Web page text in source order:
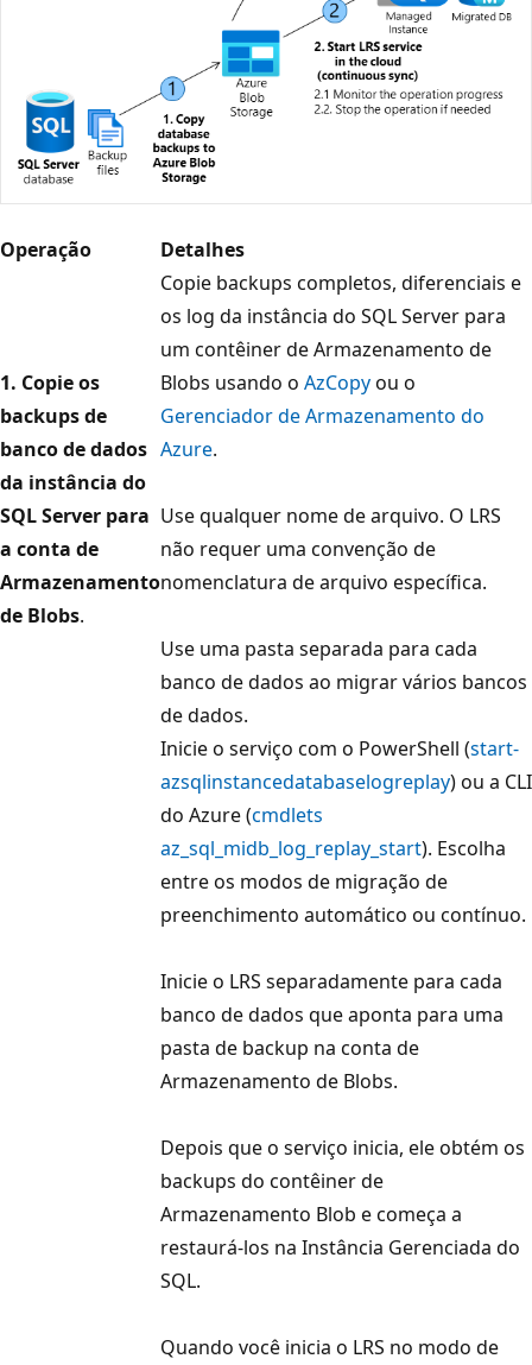
Operação Detalhes
1. Copie os
backups de
banco de dados
da instância do
SQL Server para
a conta de
Armazenamento
de Blobs.
Copie backups completos, diferenciais e
os log da instância do SQL Server para
um contêiner de Armazenamento de
Blobs usando o AzCopyou o
Gerenciador de Armazenamento do
Azure.
Use qualquer nome de arquivo. O LRS
não requer uma convenção de
nomenclatura de arquivo específica.
Use uma pasta separada para cada
banco de dados ao migrar vários bancos
de dados.
Inicie o serviço com o PowerShell (start-
azsqlinstancedatabaselogreplay) ou a CLI
do Azure (cmdlets
az_sql_midb_log_replay_start). Escolha
entre os modos de migração de
preenchimento automático ou contínuo.
Inicie o LRS separadamente para cada
banco de dados que aponta para uma
pasta de backup na conta de
Armazenamento de Blobs.
Depois que o serviço inicia, ele obtém os
backups do contêiner de
Armazenamento Blob e começa a
restaurá-los na Instância Gerenciada do
SQL.
Quando você inicia o LRS no modo de